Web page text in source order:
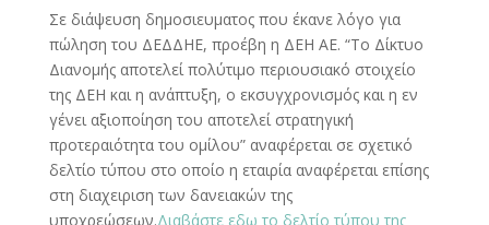
Σε διάψευση δημοσιευματος που έκανε λόγο για
πώληση του ΔΕΔΔΗΕ, προέβη η ΔΕΗ ΑΕ. “Το Δίκτυο
Διανομής αποτελεί πολύτιμο περιουσιακό στοιχείο
της ΔΕΗ και η ανάπτυξη, ο εκσυγχρονισμός και η εν
γένει αξιοποίηση του αποτελεί στρατηγική
προτεραιότητα του ομίλου” αναφέρεται σε σχετικό
δελτίο τύπου στο οποίο η εταιρία αναφέρεται επίσης
στη διαχειριση των δανειακών της
υποχρεώσεων.Διαβάστε εδω το δελτίο τύπου της